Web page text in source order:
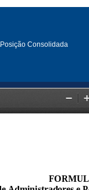
Consolidada